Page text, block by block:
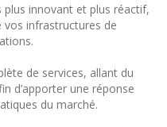
plus innovant et plus réactif,
vos infrastructures de
de services, allant du
d’apporter une réponse
du marché.